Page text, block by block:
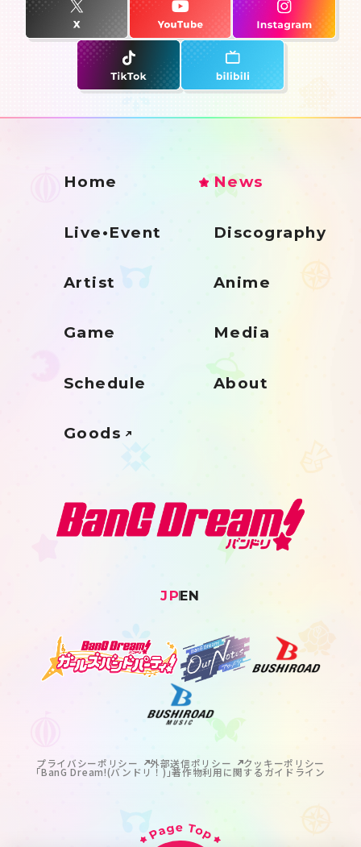
Home News
Live•Event Discography
Artist Anime
Game Media
Schedule About
Goods
JPEN
プライバシーポリシー 外部送信ポリシー クッキーポリシー
｢BanG Dream!(バンドリ！)｣著作物利用に関するガイドライン